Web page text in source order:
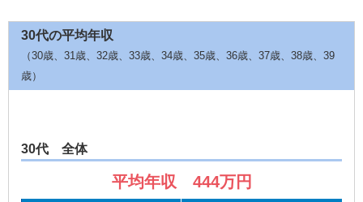
30代の平均年収
（30歳、31歳、32歳、33歳、34歳、35歳、36歳、37歳、38歳、39
歳）
30代 全体
平均年収 444万円